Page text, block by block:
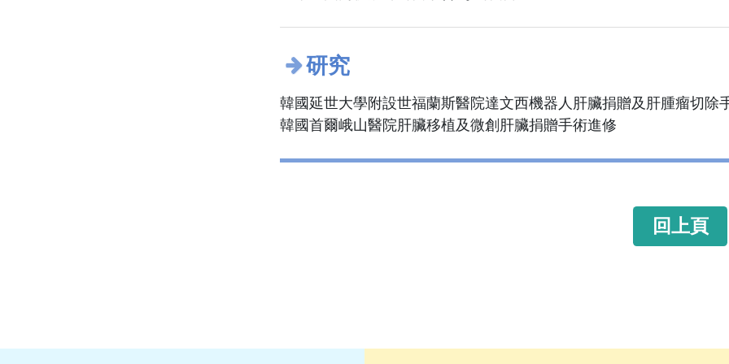
研究
韓國延世大學附設世福蘭斯醫院達文西機器人肝臟捐贈及肝腫瘤切除
韓國首爾峨山醫院肝臟移植及微創肝臟捐贈手術進修
回上頁